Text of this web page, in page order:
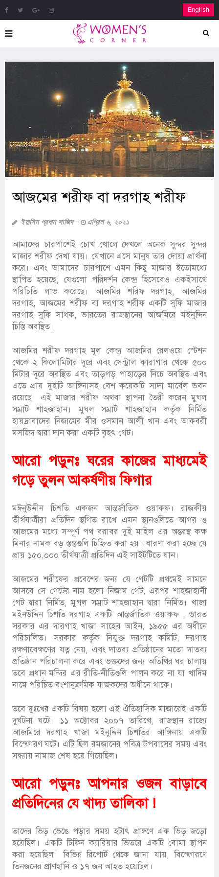
English
আজমের শরীফ বা দরগাহ শরীফ
ইয়াসিন প্রধান সাজিদ এপ্রিল ৬, ২০২১
আমাদের চারপাশেই চোখ খোলে দেখলে অনেক সুন্দর সুন্দর
মাজার শরীফ দেখা যায়। যেখানে এসে মানুষ তার দোয়া প্রার্থনা
করে। এবং আমাদের চারপাশে এমন কিছু মাজার ইতোমধ্যে
স্থাপিত হয়েছে, যেগুলো পরিদর্শন কেন্দ্র হিসেবেও একইসাথে
পরিচিতি লাভ করেছে। আজমির শরিফ দরগাহ, আজমির
দরগাহ, আজমের শরীফ বা দরগাহ শরীফ একটি সুফি মাজার
দরগাহ সুফি সাধক, ভারতের রাজস্থানের আজমিরে মইনুদ্দিন
চিস্তি অবস্থিত।
আজমির শরীফ দরগাহ মূল কেন্দ্র আজমির রেলওয়ে স্টেশন
থেকে ২ কিলোমিটার দূরে এবং সেন্ট্রাল কারাগার থেকে ৫০০
মিটার দূরে অবস্থিত এবং তাড়গড় পাহাড়ের নিচে অবস্থিত এবং
এতে প্রায় দুইটি আঙ্গিনাসহ বেশ কয়েকটি সাদা মার্বেল ভবন
রয়েছে। এই মাজার শরীফ অথবা স্থাপনা তৈরী করেন মুঘল
সম্রাট শাহজাহান। মুঘল সম্রাট শাহজাহান কর্তৃক নির্মিত
হায়দ্রাবাদের নিজামের মীর ওসমান আলী খান এবং আকবরী
মসজিদ দ্বারা দান করা একটি বৃহৎ গেট।
আরো পড়ুনঃঘরের কাজের মাধ্যমেই
গড়ে তুলন আকর্ষণীয় ফিগার
মঈনুউদ্দীন চিশতি একজন আন্তর্জাতিক ওয়াকফ। রাজকীয়
তীর্থযাত্রীরা প্রতিদিন স্থগিত রাখে এমন স্থানগুলিতে আগর ও
আজমের মধ্যে সম্পূর্ণ পথ বরাবর দুই মাইল এর অন্তরস্থ কক্ষ
মিনার নামক বড় স্তম্ভগুলি চিহ্নিত করা হয়। ধারণা করা হচ্ছে যে
প্রায় ১৫০,০০০ তীর্থযাত্রী প্রতিদিন এই সাইটটিতে যান।
আজমের শরীফের প্রবেশের জন্য যে গেটটি প্রথমেই সামনে
আসবে সে গেটের নাম হলো নিজাম গেট, এরপর শাহজাহানী
গেট দ্বারা নির্মিত, মুগল সম্রাট শাহজাহান দ্বারা নির্মিত। খাজা
মইনউদ্দিন চিশতি দরগাহ একটি আন্তর্জাতিক ওয়াকফ , ভারত
সরকার এর দারগাহ খাজা সাহেব আইন, ১৯৫৫ এর অধীনে
পরিচালিত। সরকার কর্তৃক নিযুক্ত দরগাহ কমিটি, দরগাহ
রক্ষণাবেক্ষণের যত্ন নেয়, এবং দাতব্য প্রতিষ্ঠানের মতো দাতব্য
প্রতিষ্ঠান পরিচালনা করে এবং ভক্তদের জন্য অতিথির ঘর চালায়
তবে প্রধান মন্দির এর রীতি-নীতিগুলি পালন করে না যা খাদিম
নামে পরিচিত বংশানুক্রমিক যাজকদের অধীনে থাকে।
তবে দুঃখের একটি বিষয় হলো এই ঐতিহাসিক মাজারেই একটি
দুর্ঘটনা ঘটে। ১১ অক্টোবর ২০০৭ তারিখে, রাজস্থান রাজ্যে
আজমিরে দরগাহ খাজা মইনুদ্দিন চিশতির আঙ্গিনায় একটি
বিস্ফোরণ ঘটে। এটি ছিল রমজানের পবিত্র উপবাসের সময় এবং
সন্ধ্যায় নামাজ শেষ হয়ে গিয়েছিল।
আরো পড়ুনঃআপনার ওজন বাড়াবে
প্রতিদিনের যে খাদ্য তালিকা !
তাদের ভিড় ভেঙে পড়ার সময় হটাৎ প্রাঙ্গণে এক ভিড় জড়ো
হয়েছিল। একটি টিফিন ক্যারিয়ার ভিতরে একটি বোমা স্থাপন
করা হয়েছিল। বিভিন্ন রিপোর্ট থেকে জানা যায়, বিস্ফোরণে
তিনজনের প্রাণহানি ও ১৭ জন আহত হয়েছিল।